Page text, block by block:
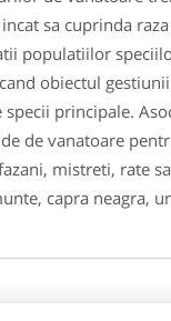
sa cuprinda
populatiilor
obiectul
principale.
de vanatoare
mistreti, rate
capra neagra,